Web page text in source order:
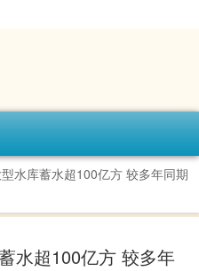
水库蓄水超100亿方 较多年同期
水超100亿方 较多年